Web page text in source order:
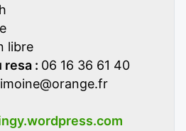
libre
: 06 16 36 61 40